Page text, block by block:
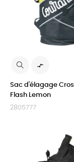

Sac d'élagage
Flash Lemon
2805777